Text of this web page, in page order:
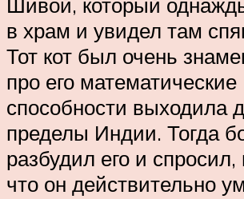
в храм и увидел там
Тот кот был очень
про его математические
способности выходила
пределы Индии. Тогда
разбудил его и
что он действительно